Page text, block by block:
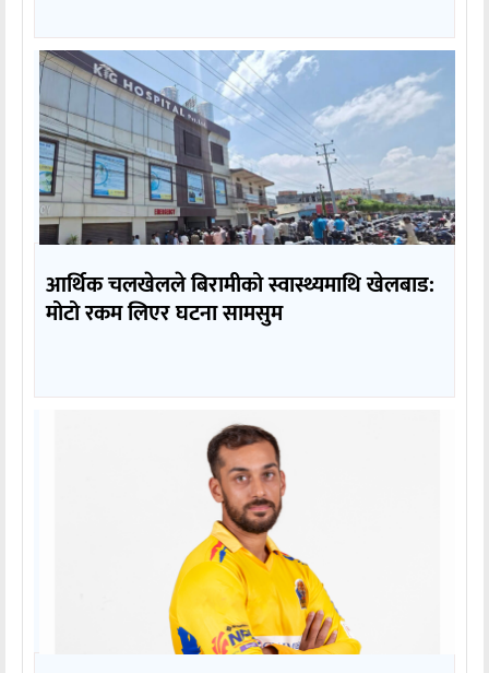
आर्थिक चलखेलले बिरामीको स्वास्थ्यमाथि खेलबाड:
मोटो रकम लिएर घटना सामसुम